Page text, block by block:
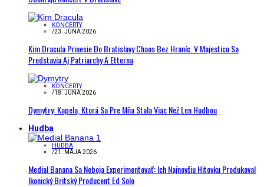
KONCERTY
/23. JÚNA 2026
Kim Dracula Prinesie Do Bratislavy Chaos Bez Hraníc. V Majesticu Sa
Predstavia Aj Patriarchy A Etterna
KONCERTY
/18. JÚNA 2026
Dymytry: Kapela, Ktorá Sa Pre Mňa Stala Viac Než Len Hudbou
Hudba
HUDBA
/21. MÁJA 2026
Medial Banana Sa Neboja Experimentovať: Ich Najnovšiu Hitovku Produkoval
Ikonický Britský Producent Ed Solo